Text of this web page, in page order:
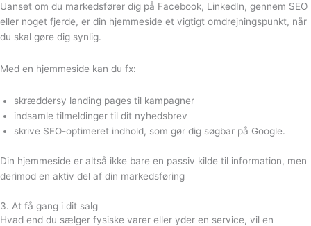
Uanset om du markedsfører dig på Facebook, LinkedIn, gennem SEO
eller noget fjerde, er din hjemmeside et vigtigt omdrejningspunkt, når
du skal gøre dig synlig.
Med en hjemmeside kan du fx:
skræddersy landing pages til kampagner
indsamle tilmeldinger til dit nyhedsbrev
skrive SEO-optimeret indhold, som gør dig søgbar på Google.
Din hjemmeside er altså ikke bare en passiv kilde til information, men
derimod en aktiv del af din markedsføring
3. At få gang i dit salg
Hvad end du sælger fysiske varer eller yder en service, vil en